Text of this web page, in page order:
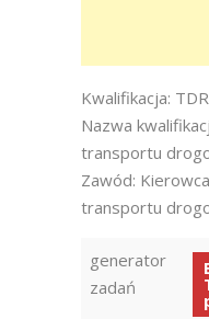
Kwalifikacja:
Nazwa
transportu
Zawód:
transportu
generator
zadań